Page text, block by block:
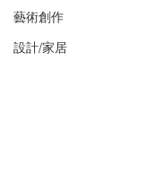
藝術創作
設計/家居